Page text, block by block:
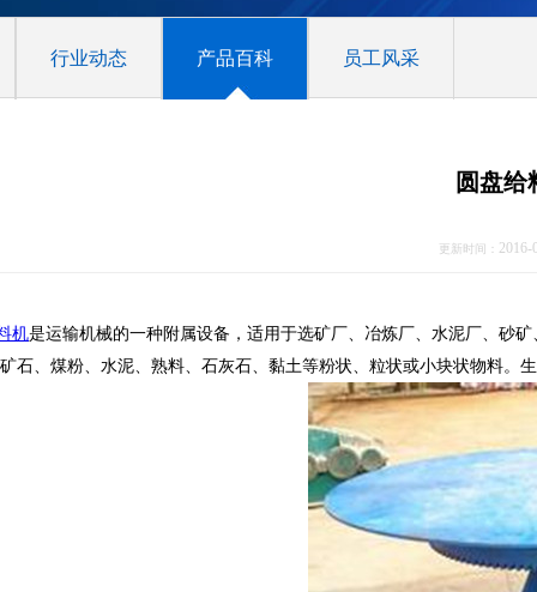
行业动态 产品百科 员工风采
圆盘给
更新时间：
机是运输机械的一种附属设备，适用于选矿厂、冶炼厂、水泥厂、砂
石、煤粉、水泥、熟料、石灰石、黏土等粉状、粒状或小块状物料。